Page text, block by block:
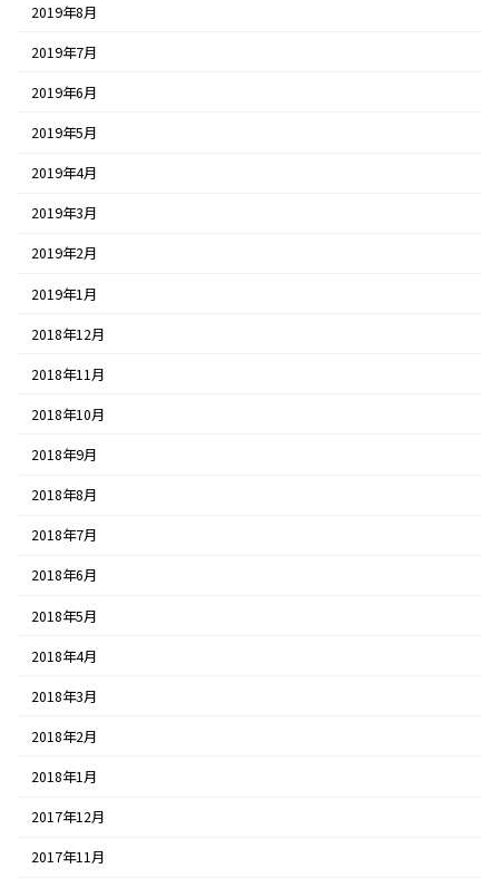
2019年8月
2019年7月
2019年6月
2019年5月
2019年4月
2019年3月
2019年2月
2019年1月
2018年12月
2018年11月
2018年10月
2018年9月
2018年8月
2018年7月
2018年6月
2018年5月
2018年4月
2018年3月
2018年2月
2018年1月
2017年12月
2017年11月